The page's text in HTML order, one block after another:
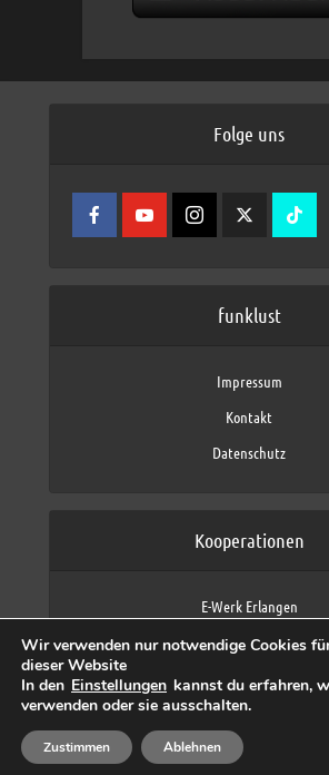
Folge uns
funklust
Impressum
Kontakt
Datenschutz
Kooperationen
E-Werk Erlangen
Fraunhofer IIS
max neo (AFK max)
Copyright © 2026 by funklust,
Wir verwenden nur notwendige Cookies
dieser Website
In den Einstellungen kannst du erfahren,
verwenden oder sie ausschalten.
Zustimmen Ablehnen